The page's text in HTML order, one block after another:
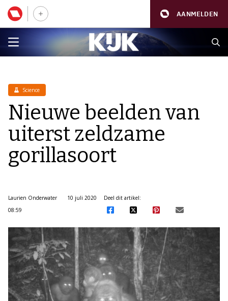
AANMELDEN
Science
Nieuwe beelden van
uiterst zeldzame
gorillasoort
Laurien Onderwater
10 juli 2020
08:59
Deel dit artikel: